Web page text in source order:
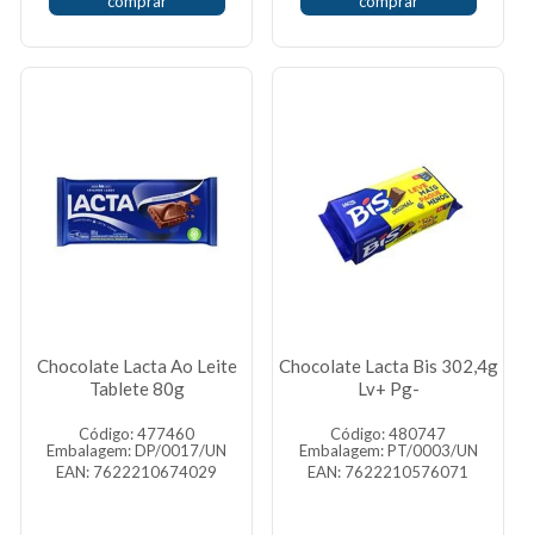
Chocolate Lacta Ao Leite
Tablete 80g
Código: 477460
Embalagem: DP/0017/UN
EAN: 7622210674029
Chocolate Lacta Bis 302,4g
Lv+ Pg-
Código: 480747
Embalagem: PT/0003/UN
EAN: 7622210576071